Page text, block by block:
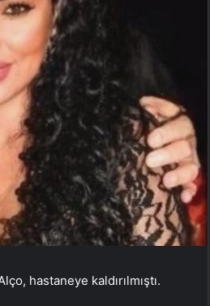
hastaneye kaldırılmıştı.